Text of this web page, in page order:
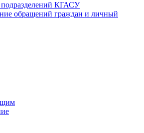
КГАСУ
обращений граждан и личный